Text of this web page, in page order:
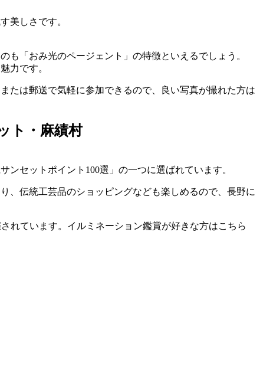
美しさです。
「おみ光のページェント」の特徴といえるでしょう。
力です。
たは郵送で気軽に参加できるので、良い写真が撮れた方は
ト・麻績村
セットポイント100選」の一つに選ばれています。
、伝統工芸品のショッピングなども楽しめるので、長野に
れています。イルミネーション鑑賞が好きな方はこちら